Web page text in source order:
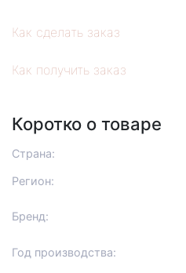
Как сделать заказ
Как получить заказ
Коротко о товаре
Страна:
Регион:
Бренд:
Год производства: